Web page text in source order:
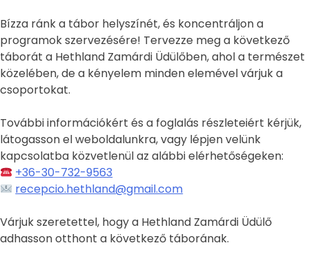
Bízza ránk a tábor helyszínét, és koncentráljon a
programok szervezésére! Tervezze meg a következő
táborát a Hethland Zamárdi Üdülőben, ahol a természet
közelében, de a kényelem minden elemével várjuk a
csoportokat.
További információkért és a foglalás részleteiért kérjük,
látogasson el weboldalunkra, vagy lépjen velünk
kapcsolatba közvetlenül az alábbi elérhetőségeken:
+36-30-732-9563
recepcio.hethland@gmail.com
Várjuk szeretettel, hogy a Hethland Zamárdi Üdülő
adhasson otthont a következő táborának.